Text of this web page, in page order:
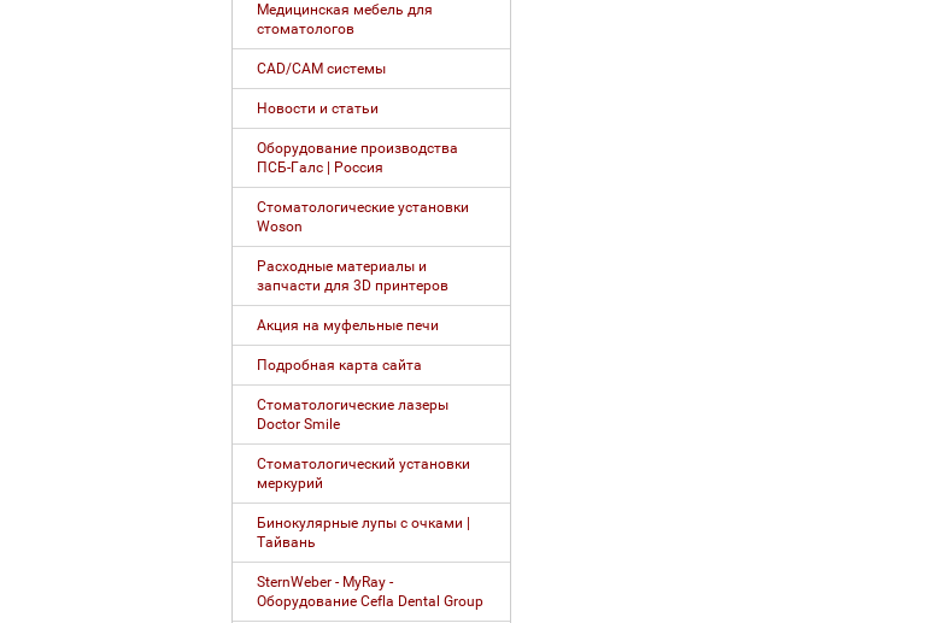
Медицинская мебель для
стоматологов
CAD/CAM системы
Новости и статьи
Оборудование производства
ПСБ-Галс | Россия
Стоматологические установки
Woson
Расходные материалы и
запчасти для 3D принтеров
Акция на муфельные печи
Подробная карта сайта
Стоматологические лазеры
Doctor Smile
Стоматологический установки
меркурий
Бинокулярные лупы с очками |
Тайвань
SternWeber - MyRay -
Оборудование Cefla Dental Group